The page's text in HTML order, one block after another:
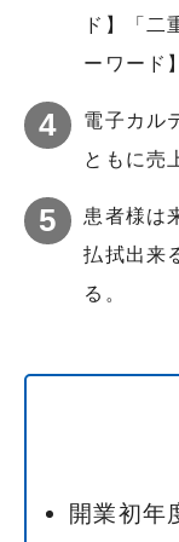
ド】「二
ーワード
電子カル
ともに売
患者様は
払拭出来
る。
開業初年